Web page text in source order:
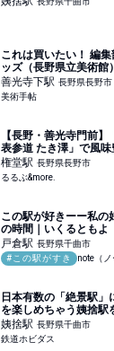
これは買いたい！ 編
ッズ（長野県立美術館）
善光寺下駅 長野県長野市
美術手帖
【長野・善光寺門前
表参道 たき澤」で風
を粋に楽しむ｜るるぶ
権堂駅 長野県長野市
るるぶ&more.
この駅が好きーー私
の時間｜いくるともよ
戸倉駅 長野県千曲市
#この駅がすき
note（ノ
日本有数の「絶景駅
を楽しめちゃう姨捨駅
道ホビダス
姨捨駅 長野県千曲市
鉄道ホビダス